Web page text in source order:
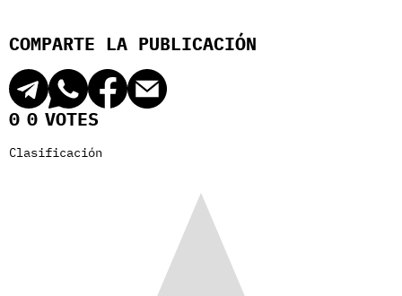
COMPARTE LA PUBLICACIÓN
0 0 VOTES
Clasificación